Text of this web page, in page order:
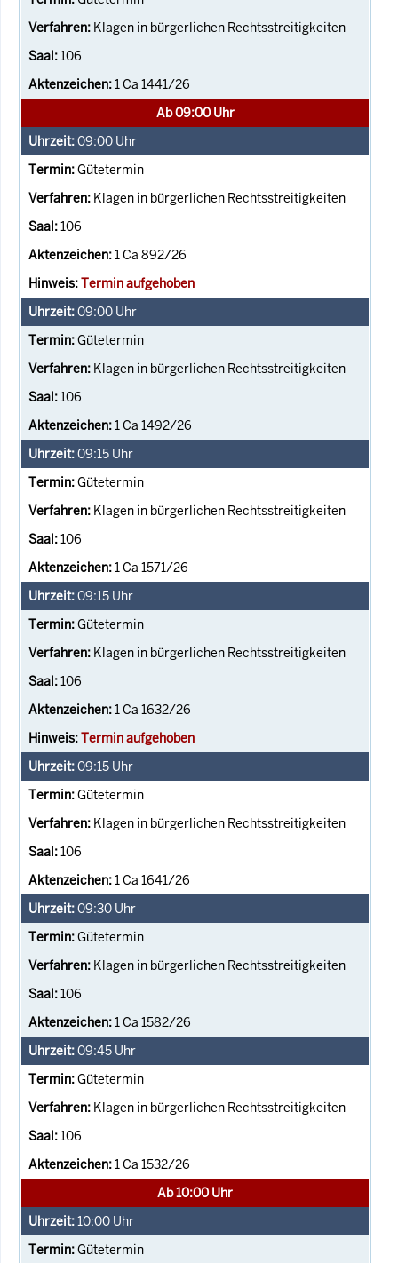
Klagen in bürgerlichen Rechtsstreitigkeiten
106
1 Ca 1441/26
Ab 09:00 Uhr
09:00 Uhr
Gütetermin
Klagen in bürgerlichen Rechtsstreitigkeiten
106
1 Ca 892/26
Termin aufgehoben
09:00 Uhr
Gütetermin
Klagen in bürgerlichen Rechtsstreitigkeiten
106
1 Ca 1492/26
09:15 Uhr
Gütetermin
Klagen in bürgerlichen Rechtsstreitigkeiten
106
1 Ca 1571/26
09:15 Uhr
Gütetermin
Klagen in bürgerlichen Rechtsstreitigkeiten
106
1 Ca 1632/26
Termin aufgehoben
09:15 Uhr
Gütetermin
Klagen in bürgerlichen Rechtsstreitigkeiten
106
1 Ca 1641/26
09:30 Uhr
Gütetermin
Klagen in bürgerlichen Rechtsstreitigkeiten
106
1 Ca 1582/26
09:45 Uhr
Gütetermin
Klagen in bürgerlichen Rechtsstreitigkeiten
106
1 Ca 1532/26
Ab 10:00 Uhr
10:00 Uhr
Gütetermin